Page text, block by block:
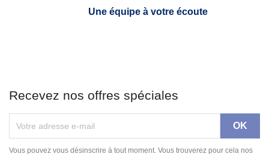
Une équipe à votre écoute
Recevez nos offres spéciales
Vous pouvez vous désinscrire à tout moment. Vous trouverez pour cela nos